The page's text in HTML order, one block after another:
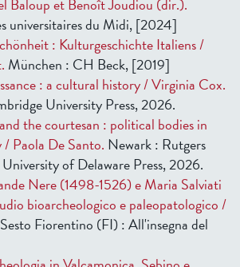
Baloup et Benoît Joudiou (dir.).
universitaires du Midi, [2024]
: Kulturgeschichte Italiens /
München : CH Beck, [2019]
: a cultural history / Virginia Cox.
University Press, 2026.
the courtesan : political bodies in
/ Paola De Santo. Newark : Rutgers
of Delaware Press, 2026.
Nere (1498-1526) e Maria Salviati
bioarcheologico e paleopatologico /
Sesto Fiorentino (FI) : All'insegna del